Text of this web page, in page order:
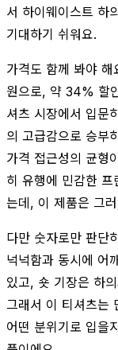
서 하이웨이스트 하
기대하기 쉬워요.
가격도 함께 봐야
원으로, 약 34% 할
셔츠 시장에서 입문
의 고급감으로 승부
가격 접근성의 균형
히 유행에 민감한
는데, 이 제품은 그
다만 숫자로만 판단
넉넉함과 동시에 어
있고, 숏 기장은 하
그래서 이 티셔츠는
어떤 분위기로 입을